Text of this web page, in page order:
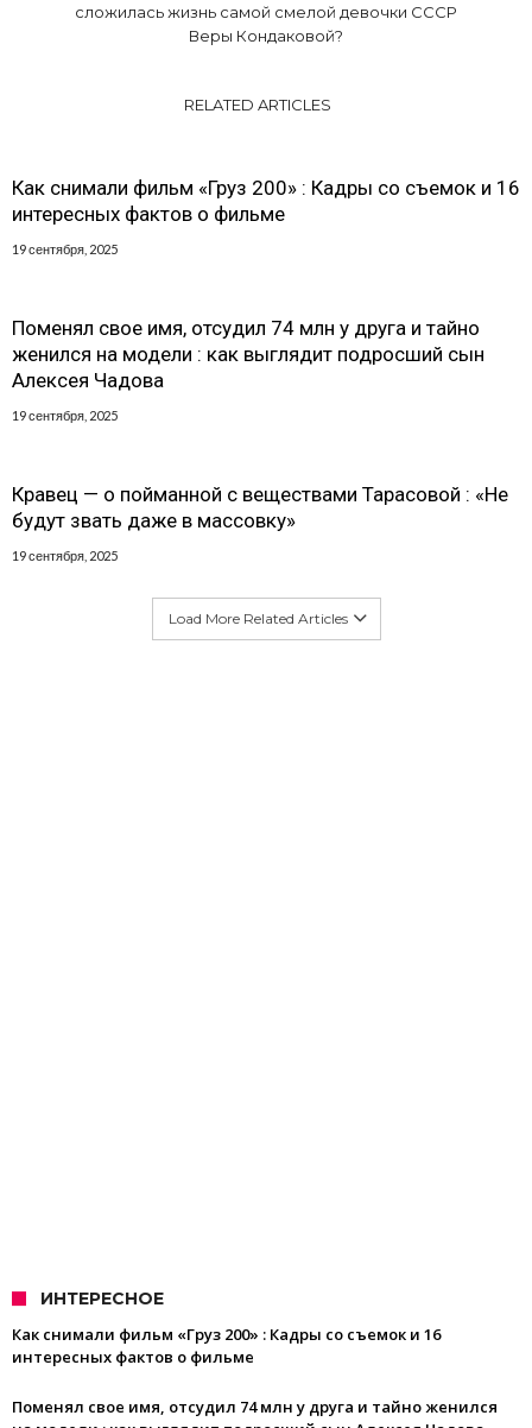
сложилась жизнь самой смелой девочки СССР
Веры Кондаковой?
RELATED ARTICLES
Как снимали фильм «Груз 200» : Кадры со съемок и 16
интересных фактов о фильме
19 сентября, 2025
Поменял свое имя, отсудил 74 млн у друга и тайно
женился на модели : как выглядит подросший сын
Алексея Чадова
19 сентября, 2025
Кравец — о пойманной с веществами Тарасовой : «Не
будут звать даже в массовку»
19 сентября, 2025
Load More Related Articles
ИНТЕРЕСНОЕ
Как снимали фильм «Груз 200» : Кадры со съемок и 16
интересных фактов о фильме
Поменял свое имя, отсудил 74 млн у друга и тайно женился